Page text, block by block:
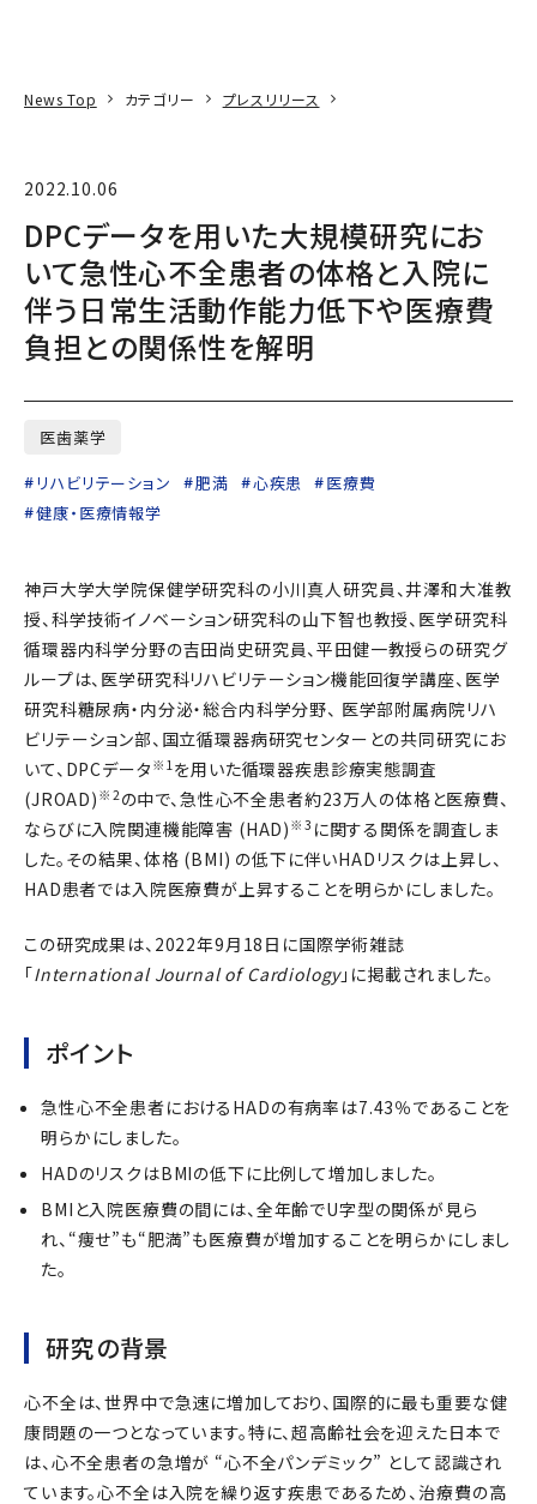
News Top カテゴリー プレスリリース
2022.10.06
DPCデータを用いた大規模研究にお
いて急性心不全患者の体格と入院に
伴う日常生活動作能力低下や医療費
負担との関係性を解明
医歯薬学
リハビリテーション
肥満 心疾患
医療費
健康・医療情報学
神戸大学大学院保健学研究科の小川真人研究員、井澤和大准教
授、科学技術イノベーション研究科の山下智也教授、医学研究科
循環器内科学分野の吉田尚史研究員、平田健一教授らの研究グ
ループは、医学研究科リハビリテーション機能回復学講座、医学
研究科糖尿病・内分泌・総合内科学分野、 医学部附属病院リハ
ビリテーション部、国立循環器病研究センターとの共同研究にお
いて、DPCデータ ※1 を用いた循環器疾患診療実態調査
(JROAD) ※2 の中で、急性心不全患者約23万人の体格と医療費、
ならびに入院関連機能障害 (HAD) ※3 に関する関係を調査しま
した。その結果、体格 (BMI) の低下に伴いHADリスクは上昇し、
HAD患者では入院医療費が上昇することを明らかにしました。
この研究成果は、2022年9月18日に国際学術雑誌
「International Journal of Cardiology」に掲載されました。
ポイント
急性心不全患者におけるHADの有病率は7.43％であることを
明らかにしました。
HADのリスクはBMIの低下に比例して増加しました。
BMIと入院医療費の間には、全年齢でU字型の関係が見ら
れ、“痩せ”も“肥満”も医療費が増加することを明らかにしまし
た。
研究の背景
心不全は、世界中で急速に増加しており、国際的に最も重要な健
康問題の一つとなっています。特に、超高齢社会を迎えた日本で
は、心不全患者の急増が “心不全パンデミック” として認識され
ています。心不全は入院を繰り返す疾患であるため、治療費の高